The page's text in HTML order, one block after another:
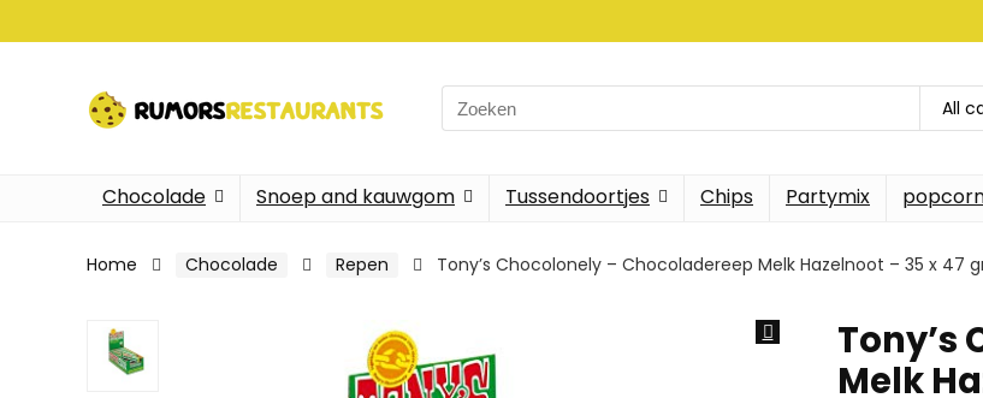
Search
for:
All
Chocolade Snoep and kauwgom Tussendoortjes Chips Partymix
Home Chocolade Repen Tony’s Chocolonely – Chocoladereep Melk Hazelnoot – 35 x 47
Tony’s
Melk